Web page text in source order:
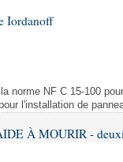
Iordanoff
norme NF C 15-100
l'installation de
À MOURIR -